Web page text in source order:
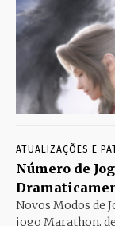
ATUALIZAÇÕES E
Número de
Novos Modos de
jogo Marathon,